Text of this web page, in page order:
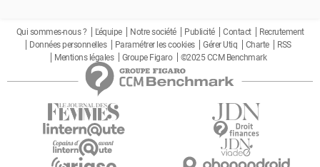
Qui sommes-nous ? L'équipe Notre société Publicité Contact
Recrutement
Données personnelles
Paramétrer les cookies Gérer Utiq Charte
RSS
Mentions légales
Groupe Figaro ©2025 CCM Benchmark